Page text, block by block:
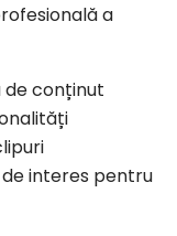
a
de conținut
interes pentru